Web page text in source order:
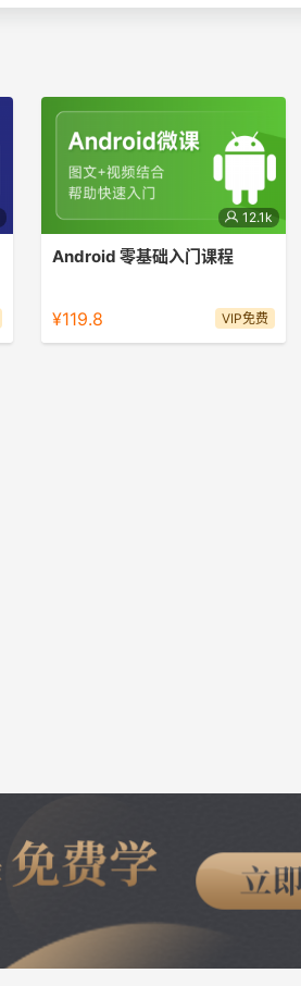
12.1k
Android 零基础入门课程
¥119.8 VIP免费